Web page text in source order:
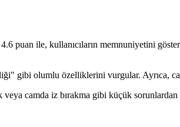
puan ile, kullanıcıların memnuniyetini
gibi olumlu özelliklerini vurgular. Ayrıca,
camda iz bırakma gibi küçük